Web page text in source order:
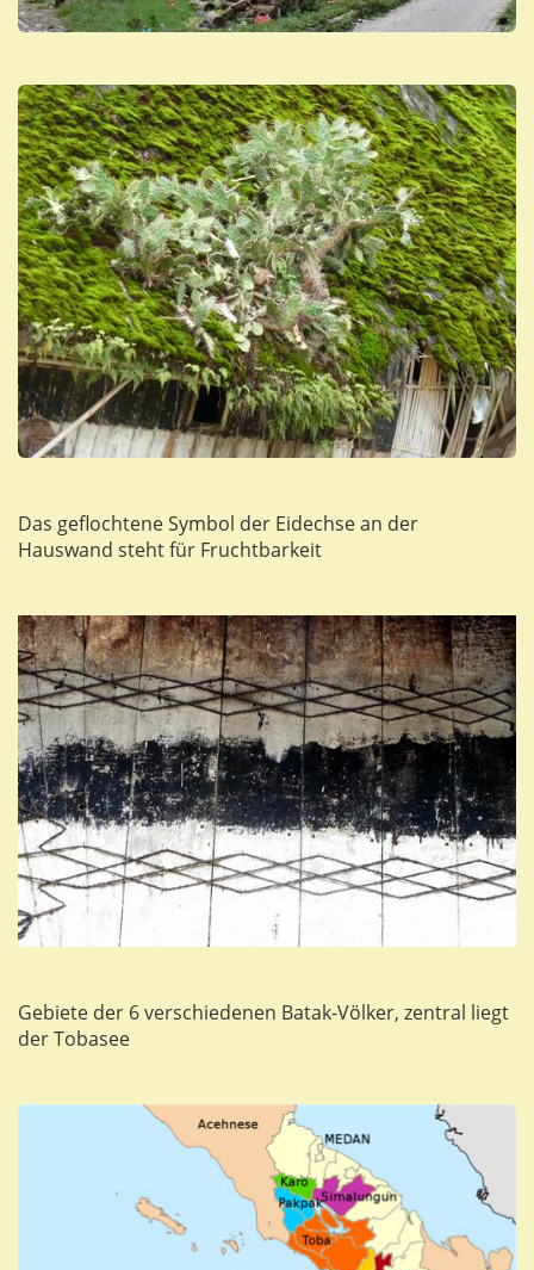
Das geflochtene Symbol der Eidechse an der
Hauswand steht für Fruchtbarkeit
Gebiete der 6 verschiedenen Batak-Völker, zentral liegt
der Tobasee